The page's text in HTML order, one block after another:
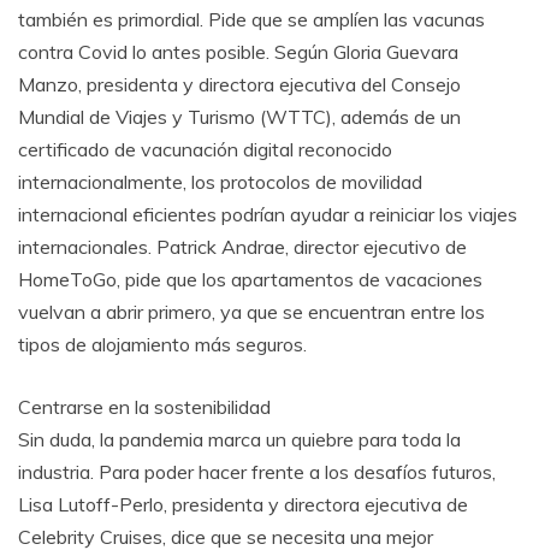
también es primordial. Pide que se amplíen las vacunas
contra Covid lo antes posible. Según Gloria Guevara
Manzo, presidenta y directora ejecutiva del Consejo
Mundial de Viajes y Turismo (WTTC), además de un
certificado de vacunación digital reconocido
internacionalmente, los protocolos de movilidad
internacional eficientes podrían ayudar a reiniciar los viajes
internacionales. Patrick Andrae, director ejecutivo de
HomeToGo, pide que los apartamentos de vacaciones
vuelvan a abrir primero, ya que se encuentran entre los
tipos de alojamiento más seguros.
Centrarse en la sostenibilidad
Sin duda, la pandemia marca un quiebre para toda la
industria. Para poder hacer frente a los desafíos futuros,
Lisa Lutoff-Perlo, presidenta y directora ejecutiva de
Celebrity Cruises, dice que se necesita una mejor